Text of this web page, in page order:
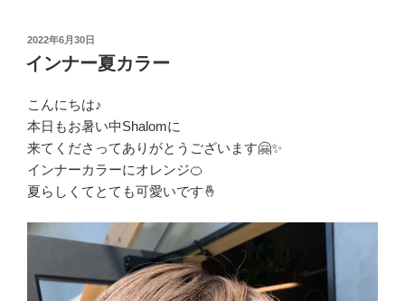
投
稿
日:
2022年6月30日
インナー夏カラー
こんにちは♪
本日もお暑い中Shalomに
来てくださってありがとうございます🤗✨
インナーカラーにオレンジ🍊
夏らしくてとても可愛いです🤞